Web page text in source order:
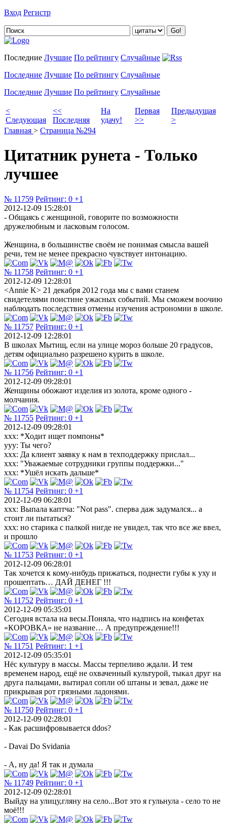
Вход Регистр
Последние Лучшие По рейтингу Случайные
Последние Лучшие По рейтингу Случайные
Последние Лучшие По рейтингу Случайные
<
Следующая
<<
Последняя
На
удачу!
Первая
>>
Предыдущая
>
Главная > Страница №294
Цитатник рунета - Только
лучшее
№ 11759 Рейтинг: 0 +1
2012-12-09 15:28:01
- Общаясь с женщиной, говорите по возможности
дружелюбным и ласковым голосом.
Женщина, в большинстве своём не понимая смысла вашей
речи, тем не менее прекрасно чувствует интонацию.
№ 11758 Рейтинг: 0 +1
2012-12-09 12:28:01
<Annie K> 21 декабря 2012 года мы с вами станем
свидетелями поистине ужасных событий. Мы сможем воочию
наблюдать последствия отмены изучения астрономии в школе.
№ 11757 Рейтинг: 0 +1
2012-12-09 12:28:01
В школах Мытищ, если на улице мороз больше 20 градусов,
детям официально разрешено курить в школе.
№ 11756 Рейтинг: 0 +1
2012-12-09 09:28:01
Женщины обожают изделия из золота, кроме одного -
молчания.
№ 11755 Рейтинг: 0 +1
2012-12-09 09:28:01
xxx: *Ходит ищет помпоны*
yyy: Ты чего?
ххх: Да клиент заявку к нам в техподдержку прислал...
ххх: "Уважаемые сотрудники группы поддержки..."
ххх: *Ушёл искать дальше*
№ 11754 Рейтинг: 0 +1
2012-12-09 06:28:01
xxx: Выпала каптча: "Not pass". сперва даж задумался... а
стоит ли пытаться?
xxx: но старика с палкой нигде не увидел, так что все же ввел,
и прошло
№ 11753 Рейтинг: 0 +1
2012-12-09 06:28:01
Так хочется к кому-нибудь прижаться, поднести губы к уху и
прошептать… ДАЙ ДЕНЕГ !!!
№ 11752 Рейтинг: 0 +1
2012-12-09 05:35:01
Сегодня встала на весы.Поняла, что надпись на конфетах
«КОРОВКА» не название… А предупреждение!!!
№ 11751 Рейтинг: 1 +1
2012-12-09 05:35:01
Нёс культуру в массы. Массы терпеливо ждали. И тем
временем народ, ещё не охваченный культурой, тыкал друг на
друга пальцами, вытирал сопли об штаны и зевал, даже не
прикрывая рот грязными ладонями.
№ 11750 Рейтинг: 0 +1
2012-12-09 02:28:01
- Как расшифровывается ddos?
- Davai Do Svidania
- А, ну да! Я так и думала
№ 11749 Рейтинг: 0 +1
2012-12-09 02:28:01
Выйду на улицу,гляну на село...Вот это я гульнула - село то не
моё!!!